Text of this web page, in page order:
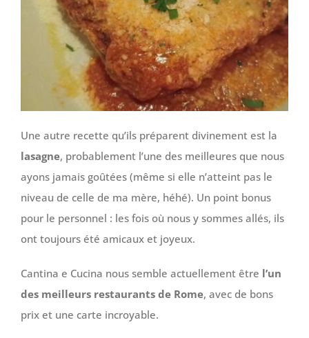
Une autre recette qu’ils préparent divinement est la
lasagne, probablement l’une des meilleures que nous
ayons jamais goûtées (même si elle n’atteint pas le
niveau de celle de ma mère, héhé). Un point bonus
pour le personnel : les fois où nous y sommes allés, ils
ont toujours été amicaux et joyeux.
Cantina e Cucina nous semble actuellement être l’un
des meilleurs restaurants de Rome, avec de bons
prix et une carte incroyable.